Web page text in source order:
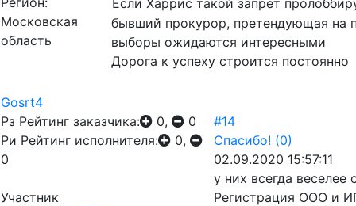
Московская
область
Если Харрис такой запрет
бывший прокурор, претендующая на
выборы ожидаются интересными
Дорога к успеху строится постоянно
Gosrt4
Рз Рейтинг заказчика: 0,
0
Ри Рейтинг исполнителя:
0,
0
Участник
#14
Спасибо! (0)
02.09.2020 15:57:11
у них всегда веселее
Регистрация ООО и